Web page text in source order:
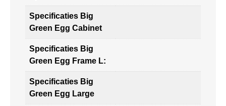
Specificaties Big
Green Egg Cabinet
Specificaties Big
Green Egg Frame L:
Specificaties Big
Green Egg Large